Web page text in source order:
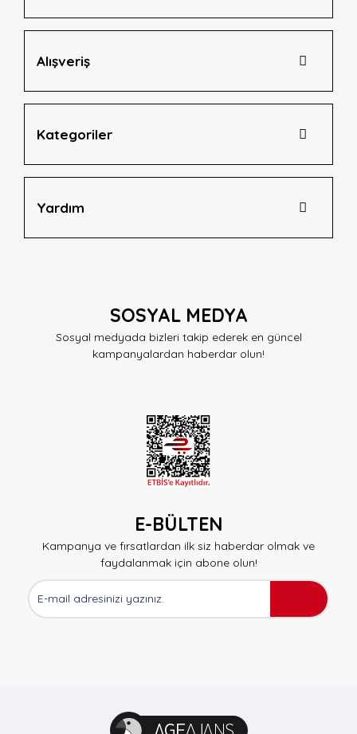
Alışveriş
Kategoriler
Yardım
SOSYAL MEDYA
Sosyal medyada bizleri takip ederek en güncel
kampanyalardan haberdar olun!
E-BÜLTEN
Kampanya ve fırsatlardan ilk siz haberdar olmak ve
faydalanmak için abone olun!